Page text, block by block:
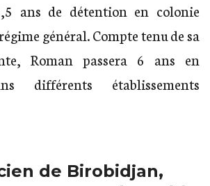
ans de détention en colonie
général. Compte tenu de sa
Roman passera 6 ans en
différents établissements
de Birobidjan,